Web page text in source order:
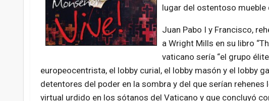
lugar del ostentoso
Juan Pabo I y Francisco,
a Wright Mills en su libro
vaticano sería “el grupo
europeocentrista, el lobby curial, el lobby masón y el lobby
detentores del poder en la sombra y del que serían
virtual urdido en los sótanos del Vaticano y que concluyó